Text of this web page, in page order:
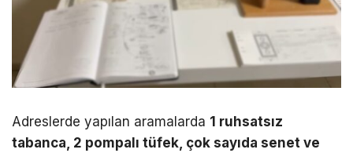
Adreslerde yapılan aramalarda 1 ruhsatsız
tabanca, 2 pompalı tüfek, çok sayıda senet ve